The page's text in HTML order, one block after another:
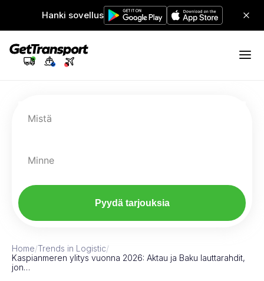
Hanki sovellus
Mistä
Minne
Pyydä tarjouksia
Home/Trends in Logistic/
Kaspianmeren ylitys vuonna 2026: Aktau ja Baku lauttarahdit,
jon…